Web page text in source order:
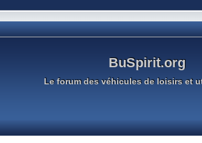
BuSpirit.org
Le forum des véhicules de loisirs et